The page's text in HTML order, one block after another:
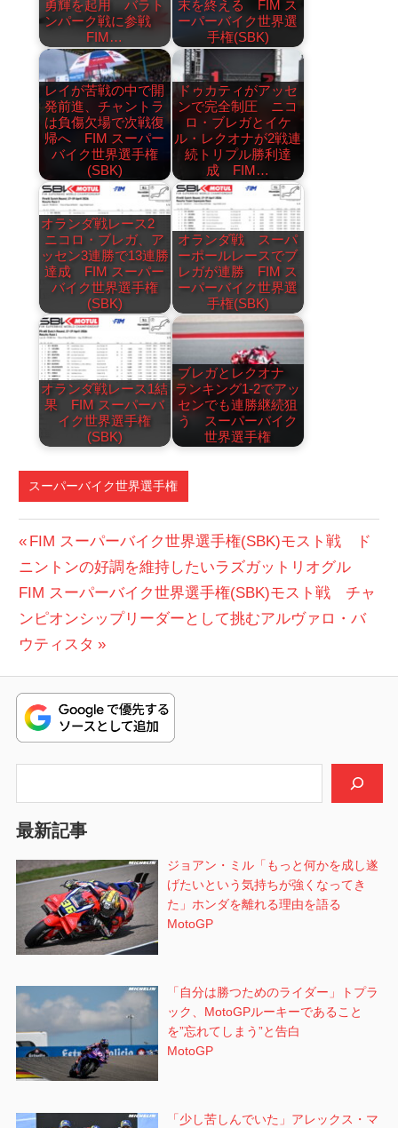
勇輝を起用 バラト
ンパーク戦に参戦
FIM…
末を終える FIM ス
ーパーバイク世界選
手権(SBK)
レイが苦戦の中で開
発前進、チャントラ
は負傷欠場で次戦復
帰へ FIM スーパー
バイク世界選手権
(SBK)
ドゥカティがアッセ
ンで完全制圧 ニコ
ロ・ブレガとイケ
ル・レクオナが2戦連
続トリプル勝利達
成 FIM…
オランダ戦レース2
ニコロ・ブレガ、ア
ッセン3連勝で13連勝
達成 FIM スーパー
バイク世界選手権
(SBK)
オランダ戦 スーパ
ーポールレースでブ
レガが連勝 FIM ス
ーパーバイク世界選
手権(SBK)
オランダ戦レース1結
果 FIM スーパーバ
イク世界選手権
(SBK)
ブレガとレクオナ
ランキング1-2でアッ
センでも連勝継続狙
う スーパーバイク
世界選手権
スーパーバイク世界選手権
投
稿
ナ
ビ
ゲ
ー
ン
前
の
投
稿:
FIM スーパーバイク世界選手権(SBK)モスト戦 ド
ニントンの好調を維持したいラズガットリオグル
次
の
投
FIM スーパーバイク世界選手権(SBK)モスト戦 チャ
ンピオンシップリーダーとして挑むアルヴァロ・バ
ウティスタ
最新記事
ジョアン・ミル「もっと何かを成し遂
げたいという気持ちが強くなってき
た」ホンダを離れる理由を語る
MotoGP
「自分は勝つためのライダー」トプラ
ック、MotoGPルーキーであること
を”忘れてしまう”と告白
MotoGP
「少し苦しんでいた」アレックス・マ